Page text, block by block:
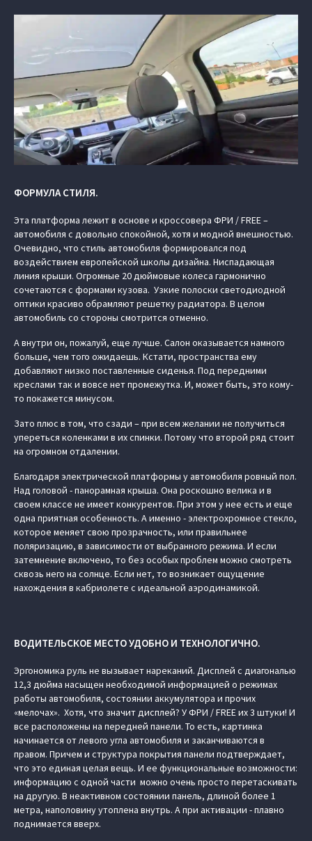
ФОРМУЛА СТИЛЯ.
Эта платформа лежит в основе и кроссовера ФРИ / FREE –
автомобиля с довольно спокойной, хотя и модной внешностью.
Очевидно, что стиль автомобиля формировался под
воздействием европейской школы дизайна. Ниспадающая
линия крыши. Огромные 20 дюймовые колеса гармонично
сочетаются с формами кузова. Узкие полоски светодиодной
оптики красиво обрамляют решетку радиатора. В целом
автомобиль со стороны смотрится отменно.
А внутри он, пожалуй, еще лучше. Салон оказывается намного
больше, чем того ожидаешь. Кстати, пространства ему
добавляют низко поставленные сиденья. Под передними
креслами так и вовсе нет промежутка. И, может быть, это кому-
то покажется минусом.
Зато плюс в том, что сзади – при всем желании не получиться
упереться коленками в их спинки. Потому что второй ряд стоит
на огромном отдалении.
Благодаря электрической платформы у автомобиля ровный пол.
Над головой - панорамная крыша. Она роскошно велика и в
своем классе не имеет конкурентов. При этом у нее есть и еще
одна приятная особенность. А именно - электрохромное стекло,
которое меняет свою прозрачность, или правильнее
поляризацию, в зависимости от выбранного режима. И если
затемнение включено, то без особых проблем можно смотреть
сквозь него на солнце. Если нет, то возникает ощущение
нахождения в кабриолете с идеальной аэродинамикой.
ВОДИТЕЛЬСКОЕ МЕСТО УДОБНО И ТЕХНОЛОГИЧНО.
Эргономика руль не вызывает нареканий. Дисплей с диагональю
12,3 дюйма насыщен необходимой информацией о режимах
работы автомобиля, состоянии аккумулятора и прочих
«мелочах». Хотя, что значит дисплей? У ФРИ / FREE их 3 штуки! И
все расположены на передней панели. То есть, картинка
начинается от левого угла автомобиля и заканчиваются в
правом. Причем и структура покрытия панели подтверждает,
что это единая целая вещь. И ее функциональные возможности:
информацию с одной части можно очень просто перетаскивать
на другую. В неактивном состоянии панель, длиной более 1
метра, наполовину утоплена внутрь. А при активации - плавно
поднимается вверх.